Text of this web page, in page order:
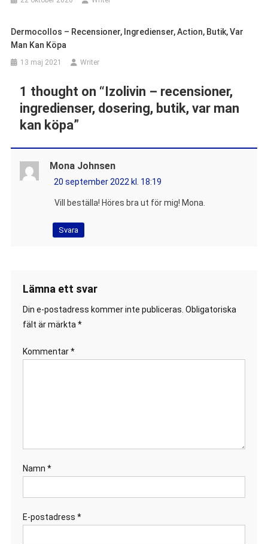
Dermocollos – Recensioner, Ingredienser, Action, Butik, Var
Man Kan Köpa
13 maj 2021 Writer
1 thought on “ Izolivin – recensioner,
ingredienser, dosering, butik, var man
kan köpa”
Mona Johnsen
20 september 2022 kl. 18:19
Vill beställa! Höres bra ut för mig! Mona.
Svara
Lämna ett svar
Din e-postadress kommer inte publiceras. Obligatoriska
fält är märkta*
Kommentar*
Namn *
E-postadress *